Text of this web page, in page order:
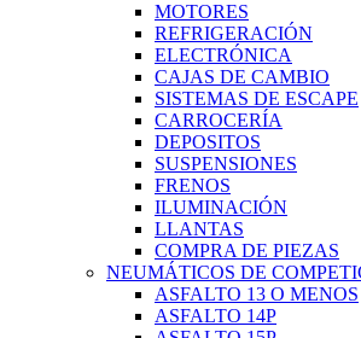
MOTORES
REFRIGERACIÓN
ELECTRÓNICA
CAJAS DE CAMBIO
SISTEMAS DE ESCAPE
CARROCERÍA
DEPOSITOS
SUSPENSIONES
FRENOS
ILUMINACIÓN
LLANTAS
COMPRA DE PIEZAS
NEUMÁTICOS DE
ASFALTO 13 O MENOS
ASFALTO 14P